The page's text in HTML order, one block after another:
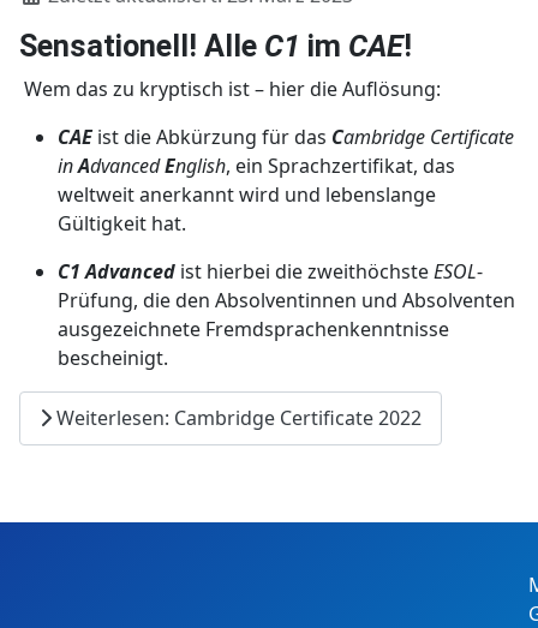
Sensationell! Alle C1 im CAE!
Wem das zu kryptisch ist – hier die Auflösung:
CAEist die Abkürzung für das Cambridge Certificate
inAdvancedEnglish, ein Sprachzertifikat, das
weltweit anerkannt wird und lebenslange
Gültigkeit hat.
C1 Advanced ist hierbei die zweithöchsteESOL-
Prüfung, die den Absolventinnen und Absolventen
ausgezeichnete Fremdsprachenkenntnisse
bescheinigt.
Weiterlesen: Cambridge Certificate 2022